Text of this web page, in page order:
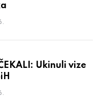
Ukinuli vize